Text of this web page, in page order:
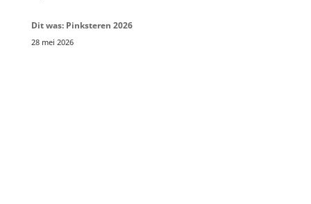
Dit was: Pinksteren 2026
28 mei 2026